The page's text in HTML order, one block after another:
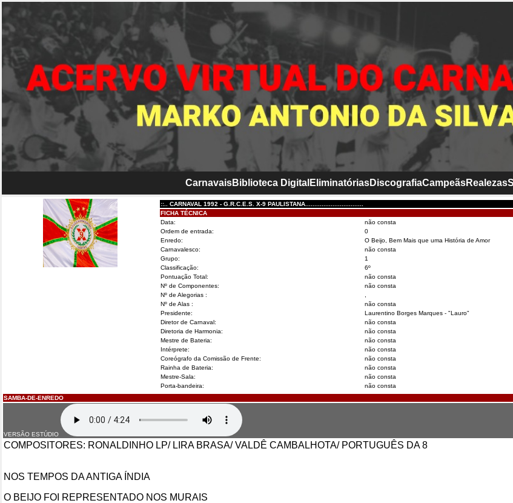
CarnavaisBiblioteca Digital EliminatóriasDiscografiaCampeãsRealezas
::.. CARNAVAL 1992 - G.R.C.E.S. X-9 PAULISTANA................................
FICHA TÉCNICA
Data:
não consta
Ordem de entrada:
0
Enredo:
O Beijo, Bem Mais que uma História de Amor
Carnavalesco:
não consta
Grupo:
1
Classificação:
6º
Pontuação Total:
não consta
Nº de Componentes:
não consta
Nº de Alegorias :
Nº de Alas :
não consta
Presidente:
Laurentino Borges Marques - "Lauro"
Diretor de Carnaval:
não consta
Diretoria de Harmonia:
não consta
Mestre de Bateria:
não consta
Intérprete:
não consta
Coreógrafo da Comissão de Frente:
não consta
Rainha de Bateria:
não consta
Mestre-Sala:
não consta
Porta-bandeira:
não consta
SAMBA-DE-ENREDO
VERSÃO ESTÚDIO
COMPOSITORES: RONALDINHO LP/ LIRA BRASA/ VALDÊ CAMBALHOTA/ PORTUGUÊS DA 8
NOS TEMPOS DA ANTIGA ÍNDIA
O BEIJO FOI REPRESENTADO NOS MURAIS